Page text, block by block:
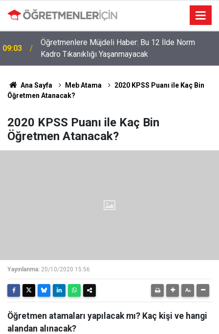
09:03
Öğretmenlere Müjdeli Haber: Bu 12 İlde Norm
Kadro Tıkanıklığı Yaşanmayacak
Ana Sayfa Meb Atama
2020 KPSS Puanı ile Kaç Bin
Öğretmen Atanacak?
2020 KPSS Puanı ile Kaç Bin
Öğretmen Atanacak?
Yayınlanma: 20/10/2020 15:56
Öğretmen atamaları yapılacak mı? Kaç kişi ve hangi
alandan alınacak?